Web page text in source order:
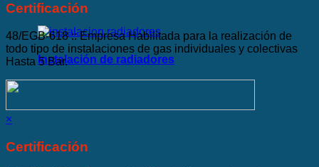
Instalación de radiadores
Certificación
48/EGB-618 :: Empresa Habilitada para la realización de
todo tipo de instalaciones de gas individuales y colectivas
Hasta 5 Bar.
×
Certificación